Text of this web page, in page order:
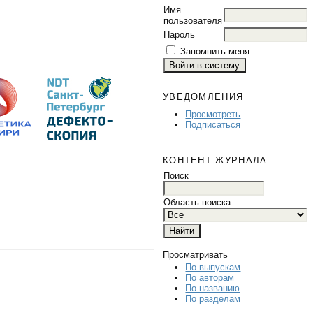
Имя
пользователя
Пароль
Запомнить меня
УВЕДОМЛЕНИЯ
Просмотреть
Подписаться
КОНТЕНТ ЖУРНАЛА
Поиск
Область поиска
Просматривать
По выпускам
По авторам
По названию
По разделам